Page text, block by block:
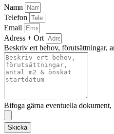
Namn
Telefon
Email
Adress + Ort
Beskriv ert behov, förutsättningar,
Bifoga gärna eventuella
Skicka